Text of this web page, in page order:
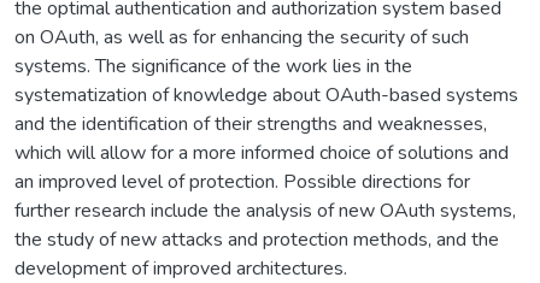
the optimal authentication and authorization system based
on OAuth, as well as for enhancing the security of such
systems. The significance of the work lies in the
systematization of knowledge about OAuth-based systems
and the identification of their strengths and weaknesses,
which will allow for a more informed choice of solutions and
an improved level of protection. Possible directions for
further research include the analysis of new OAuth systems,
the study of new attacks and protection methods, and the
development of improved architectures.